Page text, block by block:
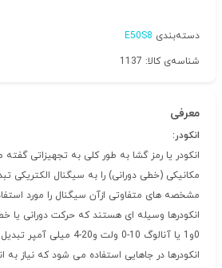
دسته‌بندی E50S8
شناسه‌ی کالا: 1137
معرفی
انکودر:
انکودر یا رمز گشا به طور کلی به تجهیزاتی
مکانیکی (خطی دورانی) را به سیگنال الکتریکی
مشخصه های متفاوتی ازآن سیگنال را مورد
انکودرها وسیله ای هستند که حرکت دورانی یا
0و1 یا آنالوگ 10-0 ولت و20-4 میلی آمپر تبدیل می کند .
انکودرها در جاهایی استفاده می شود که نیاز به